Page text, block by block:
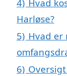
4) Hvad
Harløse?
5) Hvad er
6)